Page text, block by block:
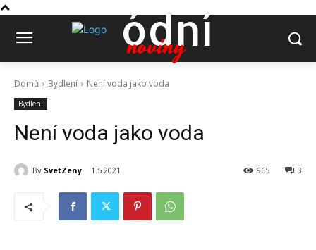
ódní
noviny
Domů Bydlení Není voda jako voda
Bydlení
Není voda jako voda
By SvetZeny 1.5.2021 3
965